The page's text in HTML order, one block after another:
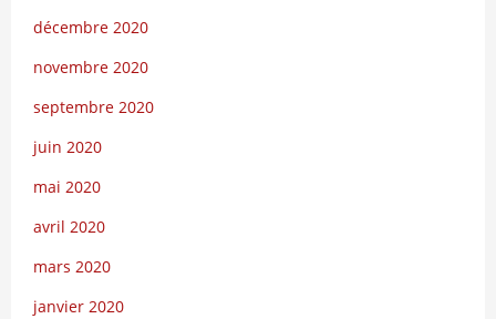
décembre 2020
novembre 2020
septembre 2020
juin 2020
mai 2020
avril 2020
mars 2020
janvier 2020